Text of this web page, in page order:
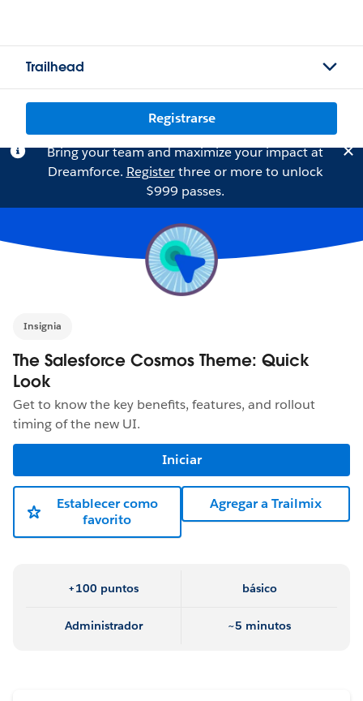
Trailhead
Registrarse
Bring your team and maximize your impact at
Dreamforce. Registerthree or more to unlock
$999 passes.
Insignia
The Salesforce Cosmos Theme: Quick
Look
Get to know the key benefits, features, and rollout
timing of the new UI.
Iniciar
Establecer como
favorito
Agregar a Trailmix
+100 puntos básico
Administrador ~5 minutos